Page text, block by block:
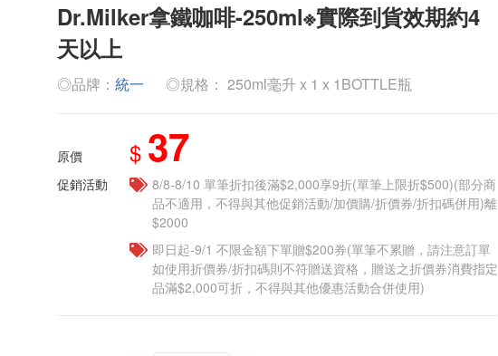
Dr.Milker拿鐵咖啡-250ml※實際到貨效期約4
天以上
◎品牌： 統一 ◎規格： 250ml毫升 x 1 x 1BOTTLE瓶
原價 $ 37
促銷活動
8/8-8/10 單筆折扣後滿$2,000享9折(單筆上限折$500)(部分商
品不適用，不得與其他促銷活動/加價購/折價券/折扣碼併用)離
$2000
即日起-9/1 不限金額下單贈$200券(單筆不累贈，請注意訂單
如使用折價券/折扣碼則不符贈送資格，贈送之折價券消費指定
品滿$2,000可折，不得與其他優惠活動合併使用)